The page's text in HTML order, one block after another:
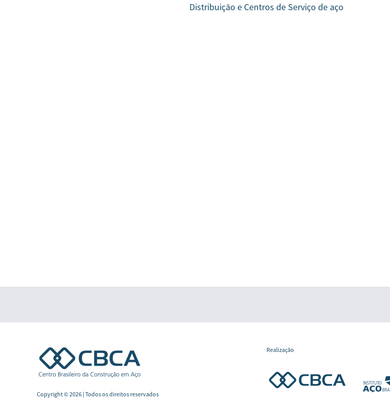
Distribuição e Centros de Serviço de aço
Copyright © 2026 | Todos os direitos reservados
Realização